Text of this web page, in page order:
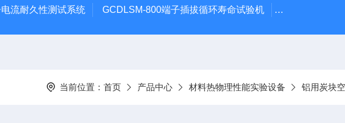
流耐久性测试系统 GCDLSM-800端子插拔循环寿命试验机 GCDLSM-800
当前位置：首页 产品中心 材料热物理性能实验设备 铝用炭块